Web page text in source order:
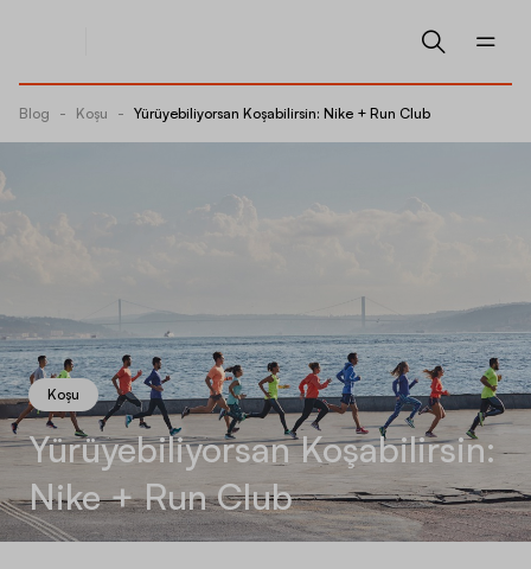
Blog - Koşu - Yürüyebiliyorsan Koşabilirsin: Nike + Run Club
Koşu
Yürüyebiliyorsan Koşabilirsin:
Nike + Run Club